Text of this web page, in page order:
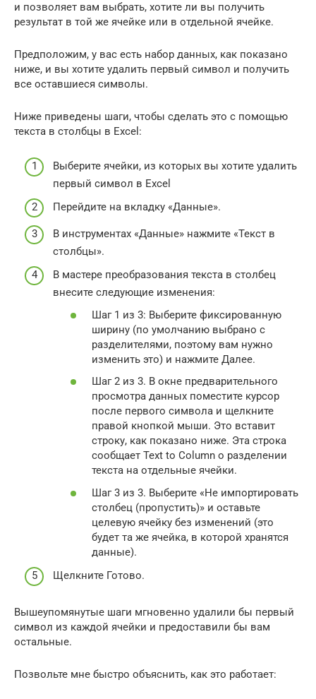
и позволяет вам выбрать, хотите ли вы получить
результат в той же ячейке или в отдельной ячейке.
Предположим, у вас есть набор данных, как показано
ниже, и вы хотите удалить первый символ и получить
все оставшиеся символы.
Ниже приведены шаги, чтобы сделать это с помощью
текста в столбцы в Excel:
Выберите ячейки, из которых вы хотите удалить
первый символ в Excel
Перейдите на вкладку «Данные».
В инструментах «Данные» нажмите «Текст в
столбцы».
В мастере преобразования текста в столбец
внесите следующие изменения:
Шаг 1 из 3: Выберите фиксированную
ширину (по умолчанию выбрано с
разделителями, поэтому вам нужно
изменить это) и нажмите Далее.
Шаг 2 из 3. В окне предварительного
просмотра данных поместите курсор
после первого символа и щелкните
правой кнопкой мыши. Это вставит
строку, как показано ниже. Эта строка
сообщает Text to Column о разделении
текста на отдельные ячейки.
Шаг 3 из 3. Выберите «Не импортировать
столбец (пропустить)» и оставьте
целевую ячейку без изменений (это
будет та же ячейка, в которой хранятся
данные).
Щелкните Готово.
Вышеупомянутые шаги мгновенно удалили бы первый
символ из каждой ячейки и предоставили бы вам
остальные.
Позвольте мне быстро объяснить, как это работает: